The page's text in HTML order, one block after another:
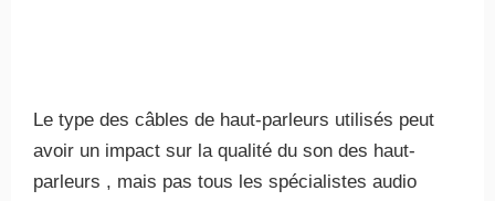
Le type des câbles de haut-parleurs utilisés peut
avoir un impact sur la qualité du son des haut-
parleurs , mais pas tous les spécialistes audio